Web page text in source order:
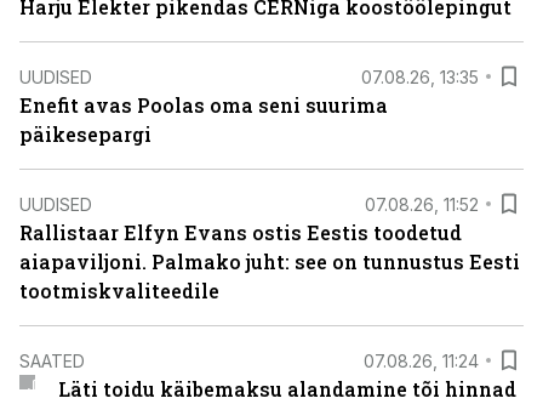
Harju Elekter pikendas CERNiga koostöölepingut
UUDISED 07.08.26, 13:35
Enefit avas Poolas oma seni suurima
päikesepargi
UUDISED 07.08.26, 11:52
Rallistaar Elfyn Evans ostis Eestis toodetud
aiapaviljoni. Palmako juht: see on tunnustus Eesti
tootmiskvaliteedile
SAATED 07.08.26, 11:24
Läti toidu käibemaksu alandamine tõi hinnad